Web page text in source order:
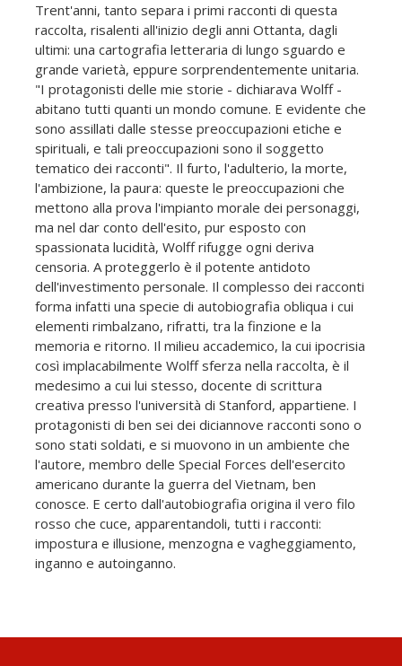
Trent'anni, tanto separa i primi racconti di questa
raccolta, risalenti all'inizio degli anni Ottanta, dagli
ultimi: una cartografia letteraria di lungo sguardo e
grande varietà, eppure sorprendentemente unitaria.
"I protagonisti delle mie storie - dichiarava Wolff -
abitano tutti quanti un mondo comune. E evidente che
sono assillati dalle stesse preoccupazioni etiche e
spirituali, e tali preoccupazioni sono il soggetto
tematico dei racconti". Il furto, l'adulterio, la morte,
l'ambizione, la paura: queste le preoccupazioni che
mettono alla prova l'impianto morale dei personaggi,
ma nel dar conto dell'esito, pur esposto con
spassionata lucidità, Wolff rifugge ogni deriva
censoria. A proteggerlo è il potente antidoto
dell'investimento personale. Il complesso dei racconti
forma infatti una specie di autobiografia obliqua i cui
elementi rimbalzano, rifratti, tra la finzione e la
memoria e ritorno. Il milieu accademico, la cui ipocrisia
così implacabilmente Wolff sferza nella raccolta, è il
medesimo a cui lui stesso, docente di scrittura
creativa presso l'università di Stanford, appartiene. I
protagonisti di ben sei dei diciannove racconti sono o
sono stati soldati, e si muovono in un ambiente che
l'autore, membro delle Special Forces dell'esercito
americano durante la guerra del Vietnam, ben
conosce. E certo dall'autobiografia origina il vero filo
rosso che cuce, apparentandoli, tutti i racconti:
impostura e illusione, menzogna e vagheggiamento,
inganno e autoinganno.